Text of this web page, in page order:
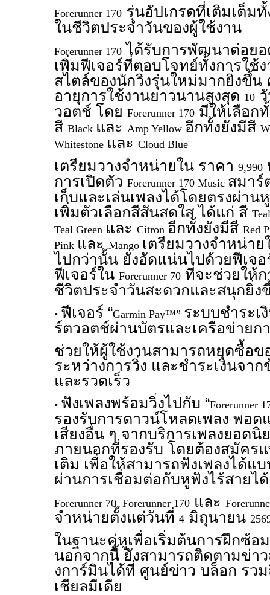
Forerunner 170 รุ่นอัปเกรดที่เติมเต็ม
ในชีวิตประจำวันของผู้ใช้งาน
Forerunner 170 ได้รับการพัฒนาต่อย
เพิ่มฟีเจอร์ที่ตอบโจทย์ทั้งการใช้
สไตล์ของนักวิ่งรุ่นใหม่มากยิ่งขึ้น
อายุการใช้งานยาวนานสูงสุด 10
วอตช์ โดย Forerunner 170 มีให้เลือก
สี Black และ Amp Yellow อีกทั้งยังมีสี
Whitestone และ Cloud Blue
เตรียมวางจำหน่ายใน ราคา 9,990
การเปิดตัว Forerunner 170 Music สมาร์
เก็บและเล่นเพลงได้โดยตรงผ่า
เพิ่มตัวเลือกสีสันสดใส ได้แก่ สี
Teal Green และ Citron อีกทั้งยังมีสี Red
Pink และ Mango เตรียมวางจำหน่า
ไปกว่านั้น ยังอัดแน่นไปด้วยฟีเจ
ฟีเจอร์ใน Forerunner 70 ที่จะช่วยให้ก
ชีวิตประจำวันสะดวกและสนุกยิ่ง
• ฟีเจอร์ “Garmin Pay™” ระบบชำระเ
ร์ตวอตช์ผ่านบัตรและเครือข่ายก
ช่วยให้ผู้ใช้งานสามารถหยุดซื้อข
ระหว่างการวิ่ง และชำระเงินจา
และรวดเร็ว
• ฟังเพลงพร้อมวิ่งไปกับ “Forerunner
รองรับการดาวน์โหลดเพลง พอ
เสียงอื่น ๆ จากบริการเพลงยอด
ภายนอกที่รองรับ โดยต้องสมัครแ
เติม เพื่อให้สามารถฟังเพลงได้แ
ผ่านการเชื่อมต่อกับหูฟังไร้สายไ
Forerunner 70, Forerunner 170 และ
จำหน่ายตั้งแต่วันที่ 4 มิถุนายน
ในฐานะคู่หูเพื่อเริ่มต้นการฝึกซ้อ
นอกจากนี้ ยังสามารถติดตามข่า
งการ์มินได้ที่ ศูนย์ข่าว บล็อก รว
เชียลมีเดีย